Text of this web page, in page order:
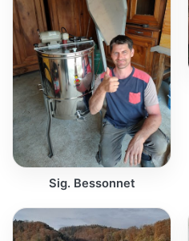
Sig. Bessonnet